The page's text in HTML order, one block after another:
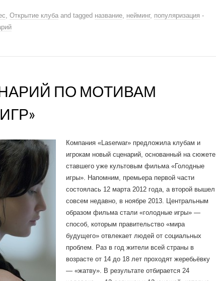
, Открытие клуба and tagged название, нейминг, популяризация -
ПО МОТИВАМ
Компания «Laserwar» предложила клубам и
игрокам новый сценарий, основанный на сюжете
ставшего уже культовым фильма «Голодные
игры». Напомним, премьера первой части
состоялась 12 марта 2012 года, а второй вышел
совсем недавно, в ноябре 2013. Центральным
образом фильма стали «голодные игры» —
способ, которым правительство «мира
будущего» отвлекает людей от социальных
проблем. Раз в год жители всей страны в
возрасте от 14 до 18 лет проходят жеребьёвку
— «жатву». В результате отбирается 24